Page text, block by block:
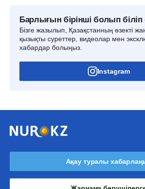
Барлығын бірінші болып
Бізге жазылып, Қазақстанның өзекті
қызықты суреттер, видеолар мен
хабардар болыңыз.
Instagram
Ақау туралы